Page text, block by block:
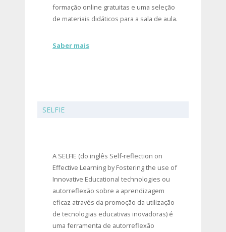
formação online gratuitas e uma seleção
de materiais didáticos para a sala de aula.
Saber mais
SELFIE
A SELFIE (do inglês Self-reflection on
Effective Learning by Fostering the use of
Innovative Educational technologies ou
autorreflexão sobre a aprendizagem
eficaz através da promoção da utilização
de tecnologias educativas inovadoras) é
uma ferramenta de autorreflexão